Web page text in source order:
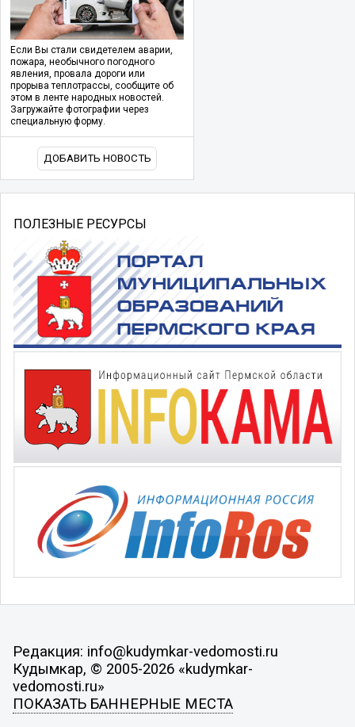
Если Вы стали свидетелем аварии,
пожара, необычного погодного
явления, провала дороги или
прорыва теплотрассы, сообщите об
этом в ленте народных новостей.
Загружайте фотографии через
специальную форму.
ДОБАВИТЬ НОВОСТЬ
ПОЛЕЗНЫЕ РЕСУРСЫ
Редакция: info@kudymkar-vedomosti.ru
Кудымкар, © 2005-2026 «kudymkar-
vedomosti.ru»
ПОКАЗАТЬ БАННЕРНЫЕ МЕСТА